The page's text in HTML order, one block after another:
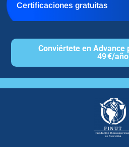
Certificaciones gratuitas
Conviértete en Advance
49 €/año